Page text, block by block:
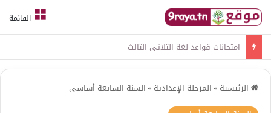
القائمة
امتحانات قواعد لغة الثلاثي الثالث
الرئيسية »المرحلة الإعدادية »السنة السابعة أساسي